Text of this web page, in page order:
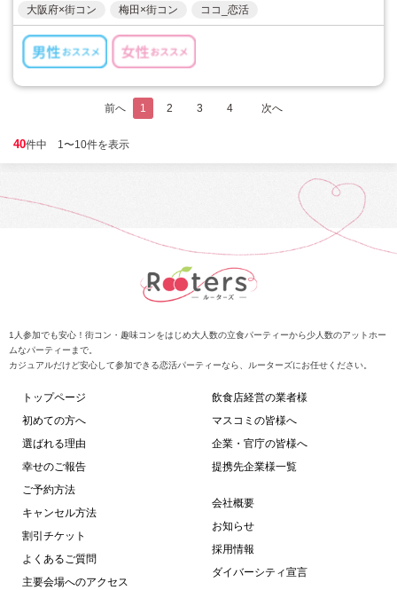
大阪府×街コン 梅田×街コン ココ_恋活
前へ 1 2 3 4 次へ
40件中 1〜10件を表示
1人参加でも安心！街コン・趣味コンをはじめ大人数の立食パーティーから少人数のアットホー
ムなパーティーまで。
カジュアルだけど安心して参加できる恋活パーティーなら、ルーターズにお任せください。
トップページ
初めての方へ
選ばれる理由
幸せのご報告
ご予約方法
キャンセル方法
割引チケット
よくあるご質問
主要会場へのアクセス
飲食店経営の業者様
マスコミの皆様へ
企業・官庁の皆様へ
提携先企業様一覧
会社概要
お知らせ
採用情報
ダイバーシティ宣言